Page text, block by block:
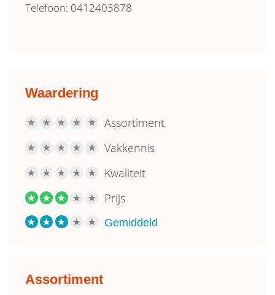
Telefoon: 0412403878
Waardering
R R R R R Assortiment
R R R R R Vakkennis
R R R R R Kwaliteit
R R R R R Prijs
R R R R R Gemiddeld
Assortiment